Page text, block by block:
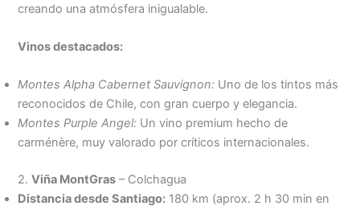
creando una atmósfera inigualable.
Vinos destacados:
Montes Alpha Cabernet Sauvignon: Uno de los tintos más
reconocidos de Chile, con gran cuerpo y elegancia.
Montes Purple Angel: Un vino premium hecho de
carménère, muy valorado por críticos internacionales.
2.Viña MontGras – Colchagua
Distancia desde Santiago: 180 km (aprox. 2 h 30 min en